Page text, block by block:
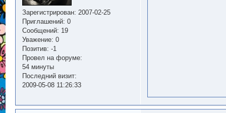
Зарегистрирован: 2007-02-25
Приглашений: 0
Сообщений: 19
Уважение: 0
Позитив: -1
Провел на форуме:
54 минуты
Последний визит:
2009-05-08 11:26:33